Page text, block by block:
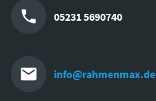
05231 5690740
info@rahmenmax.de